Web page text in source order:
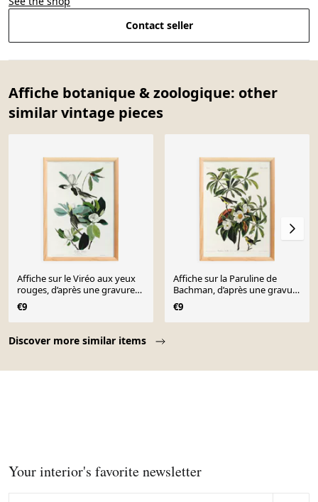
Contact seller
Affiche botanique & zoologique: other
similar vintage pieces
Discover more similar items
Affiche sur le Viréo aux yeux
rouges, d’après une gravure
ancienne de 1827.
€9
Affiche sur la Paruline de
Bachman, d’après une gravure
ancienne de 1827.
€9
Your interior's favorite newsletter